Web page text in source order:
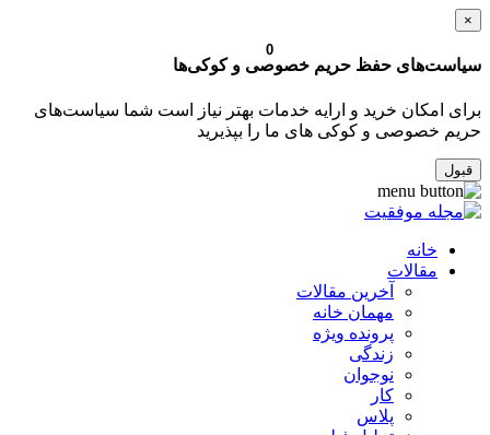
×
سیاست‌های حفظ حریم خصوصی و کوکی‌ها
برای امکان خرید و ارایه خدمات بهتر نیاز است شما سیاست‌های
حریم خصوصی و کوکی های ما را بپذیرید
قبول
خانه
مقالات
آخرین مقالات
مهمان خانه
پرونده ویژه
زندگی
نوجوان
کار
پلاس
0